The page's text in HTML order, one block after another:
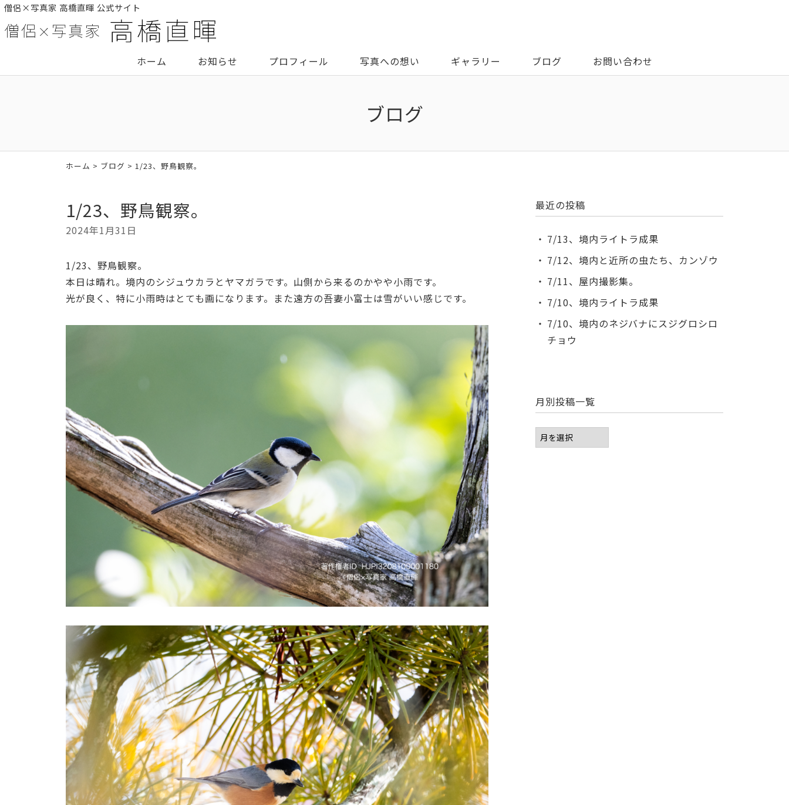
僧侶×写真家 高橋直暉 公式サイト
ホーム お知らせ プロフィール 写真への想い ギャラリー ブログ お問い合わせ
ブログ
ホーム > ブログ > 1/23、野鳥観察。
1/23、野鳥観察。
2024年1月31日
1/23、野鳥観察。
本日は晴れ。境内のシジュウカラとヤマガラです。山側から来るのかやや小雨です。
光が良く、特に小雨時はとても画になります。また遠方の吾妻小富士は雪がいい感じです。
最近の投稿
7/13、境内ライトラ成果
7/12、境内と近所の虫たち、カンゾウ
7/11、屋内撮影集。
7/10、境内ライトラ成果
7/10、境内のネジバナにスジグロシロ
チョウ
月別投稿一覧